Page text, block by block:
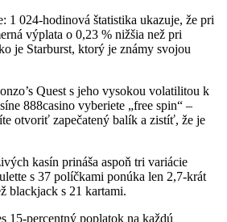
1 024‑hodinová štatistika ukazuje, že pri
výplata o 0,23 % nižšia než pri
je Starburst, ktorý je známy svojou
Quest s jeho vysokou volatilitou k
888casino vyberiete „free spin“ –
otvoriť zapečatený balík a zistíť, že je
kasín prináša aspoň tri variácie
s 37 políčkami ponúka len 2,7‑krát
blackjack s 21 kartami.
15‑percentný poplatok na každú